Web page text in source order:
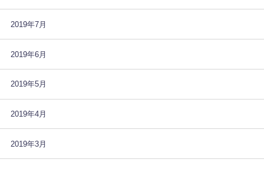
2019年7月
2019年6月
2019年5月
2019年4月
2019年3月